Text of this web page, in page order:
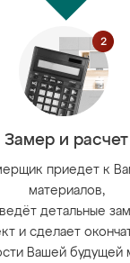
Замер и расчет
приедет к
материалов,
детальные
и сделает
Вашей будущей